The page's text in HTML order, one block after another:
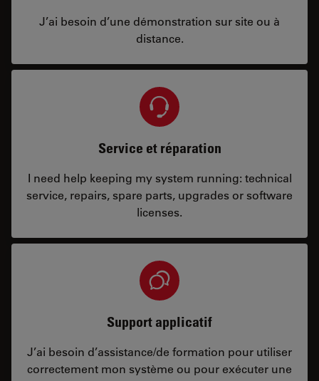
J’ai besoin d’une démonstration sur site ou à
distance.
Service et réparation
I need help keeping my system running: technical
service, repairs, spare parts, upgrades or software
licenses.
Support applicatif
J’ai besoin d’assistance/de formation pour utiliser
correctement mon système ou pour exécuter une